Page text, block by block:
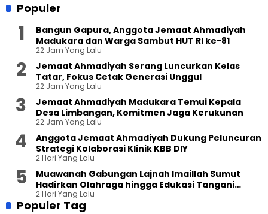
Populer
Bangun Gapura, Anggota Jemaat Ahmadiyah
Madukara dan Warga Sambut HUT RI ke-81
22 Jam Yang Lalu
Jemaat Ahmadiyah Serang Luncurkan Kelas
Tatar, Fokus Cetak Generasi Unggul
22 Jam Yang Lalu
Jemaat Ahmadiyah Madukara Temui Kepala
Desa Limbangan, Komitmen Jaga Kerukunan
22 Jam Yang Lalu
Anggota Jemaat Ahmadiyah Dukung Peluncuran
Strategi Kolaborasi Klinik KBB DIY
2 Hari Yang Lalu
Muawanah Gabungan Lajnah Imaillah Sumut
Hadirkan Olahraga hingga Edukasi Tangani
Sampah
2 Hari Yang Lalu
Populer Tag